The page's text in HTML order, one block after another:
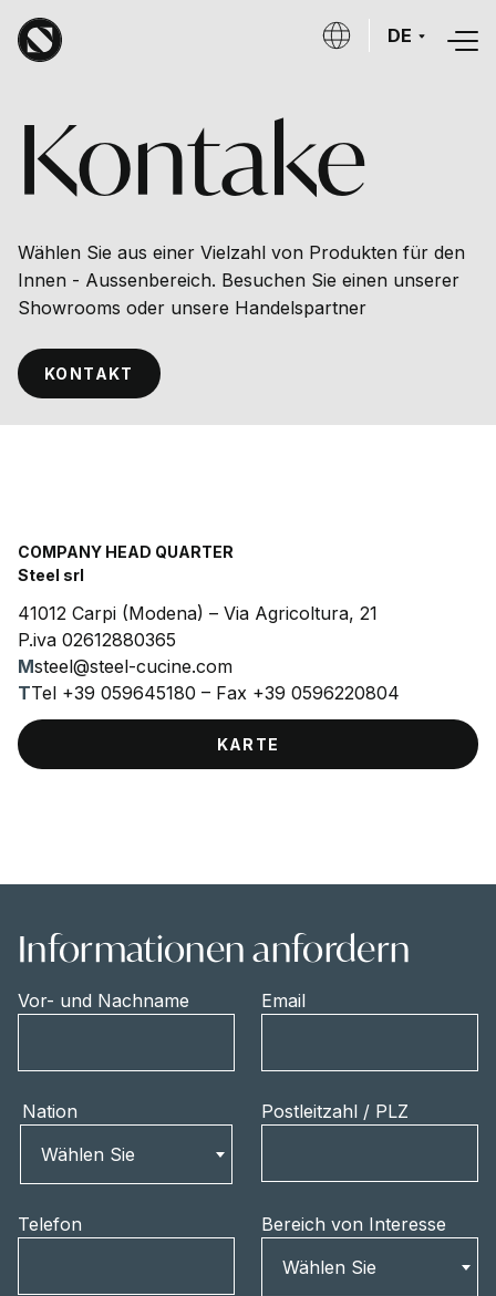
Direkt zum Inhalt
DE
Kontake
Wählen Sie aus einer Vielzahl von Produkten für den
Innen - Aussenbereich. Besuchen Sie einen unserer
Showrooms oder unsere Handelspartner
KONTAKT
COMPANY HEAD QUARTER
Steel srl
41012 Carpi (Modena) – Via Agricoltura, 21
P.iva 02612880365
Msteel@steel-cucine.com
TTel +39 059645180 – Fax +39 0596220804
KARTE
Informationen anfordern
Vor- und Nachname Email
Nation
Wählen Sie
Postleitzahl / PLZ
Telefon
Bereich von Interesse
Wählen Sie